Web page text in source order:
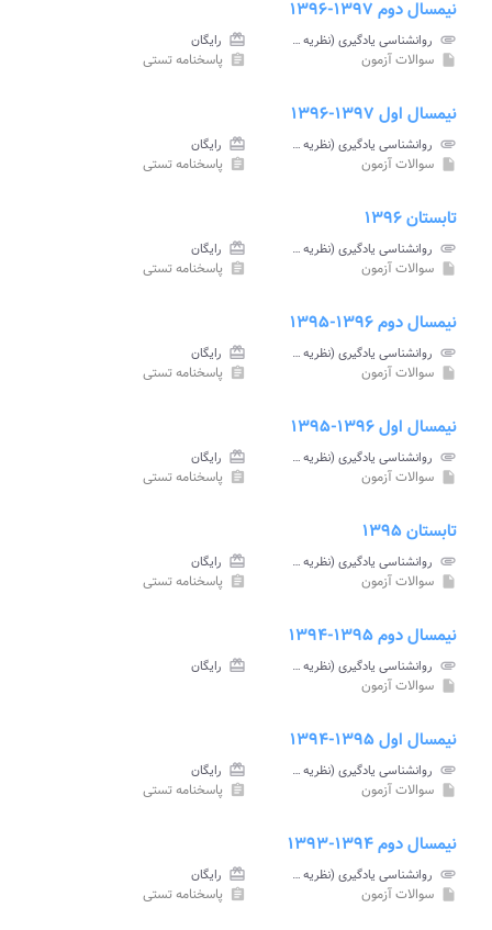
نیمسال دوم ۱۳۹۷-۱۳۹۶
attachment روانشناسی یادگیری (نظریه ها و مفاهیم) پیام نور card_giftcard رایگان
insert_drive_file سوالات آزمون assignment پاسخنامه تستی
نیمسال اول ۱۳۹۷-۱۳۹۶
attachment روانشناسی یادگیری (نظریه ها و مفاهیم) پیام نور card_giftcard رایگان
insert_drive_file سوالات آزمون assignment پاسخنامه تستی
تابستان ۱۳۹۶
attachment روانشناسی یادگیری (نظریه ها و مفاهیم) پیام نور card_giftcard رایگان
insert_drive_file سوالات آزمون assignment پاسخنامه تستی
نیمسال دوم ۱۳۹۶-۱۳۹۵
attachment روانشناسی یادگیری (نظریه ها و مفاهیم) پیام نور card_giftcard رایگان
insert_drive_file سوالات آزمون assignment پاسخنامه تستی
نیمسال اول ۱۳۹۶-۱۳۹۵
attachment روانشناسی یادگیری (نظریه ها و مفاهیم) پیام نور card_giftcard رایگان
insert_drive_file سوالات آزمون assignment پاسخنامه تستی
تابستان ۱۳۹۵
attachment روانشناسی یادگیری (نظریه ها و مفاهیم) پیام نور card_giftcard رایگان
insert_drive_file سوالات آزمون assignment پاسخنامه تستی
نیمسال دوم ۱۳۹۵-۱۳۹۴
attachment روانشناسی یادگیری (نظریه ها و مفاهیم) پیام نور card_giftcard رایگان
insert_drive_file سوالات آزمون
نیمسال اول ۱۳۹۵-۱۳۹۴
attachment روانشناسی یادگیری (نظریه ها و مفاهیم) پیام نور card_giftcard رایگان
insert_drive_file سوالات آزمون assignment پاسخنامه تستی
نیمسال دوم ۱۳۹۴-۱۳۹۳
attachment روانشناسی یادگیری (نظریه ها و مفاهیم) پیام نور card_giftcard رایگان
insert_drive_file سوالات آزمون assignment پاسخنامه تستی